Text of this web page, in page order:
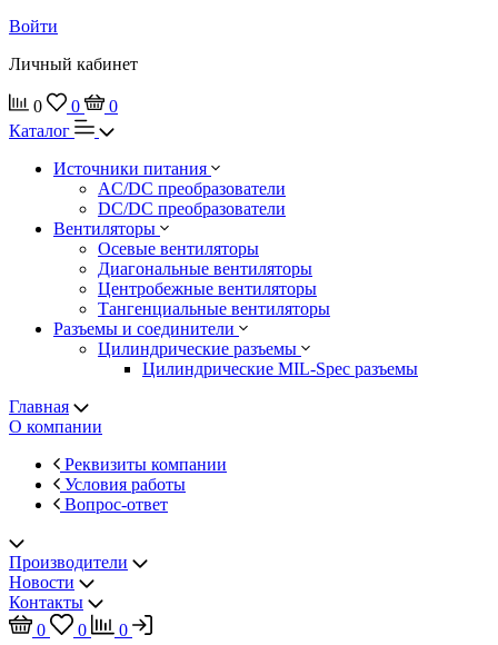
Войти
Личный кабинет
0 0
0
Каталог
Источники питания
AC/DC преобразователи
DC/DC преобразователи
Вентиляторы
Осевые вентиляторы
Диагональные вентиляторы
Центробежные вентиляторы
Тангенциальные вентиляторы
Разъемы и соединители
Цилиндрические разъемы
Цилиндрические MIL-Spec разъемы
Главная
О компании
Реквизиты компании
Условия работы
Вопрос-ответ
Производители
Новости
Контакты
0
0
0